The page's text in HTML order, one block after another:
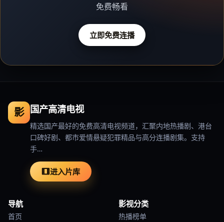
免费畅看
立即免费连播
影 国产高清电视
精选国产最好的免费高清电视频道，汇聚内地热播剧、港台
口碑好剧、都市爱情悬疑犯罪精品与高分连播剧集。支持
手…
进入片库
导航
首页
影视分类
热播榜单